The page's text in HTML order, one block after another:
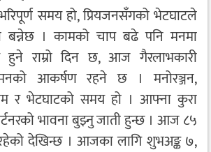
समय हो, प्रियजनसँगको भेटघाटले
बन्नेछ । कामको चाप बढे पनि मनमा
हुने राम्रो दिन छ, आज गैरलाभकारी
आकर्षण रहने छ । मनोरञ्जन,
र भेटघाटको समय हो । आफ्ना कुरा
भावना बुझ्नु जाती हुन्छ । आज ८५
देखिन्छ । आजका लागि शुभअङ्क ७,